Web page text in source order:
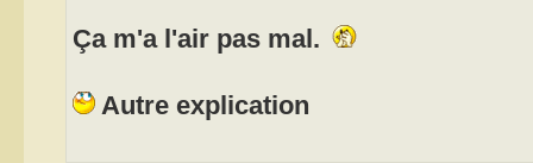
Ça m'a l'air pas mal.
Autre explication